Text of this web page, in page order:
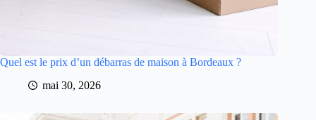
Quel est le prix d’un débarras de maison à Bordeaux ?
mai 30, 2026